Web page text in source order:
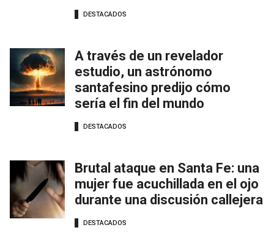
DESTACADOS
A través de un revelador
estudio, un astrónomo
santafesino predijo cómo
sería el fin del mundo
DESTACADOS
Brutal ataque en Santa Fe: una
mujer fue acuchillada en el ojo
durante una discusión callejera
DESTACADOS